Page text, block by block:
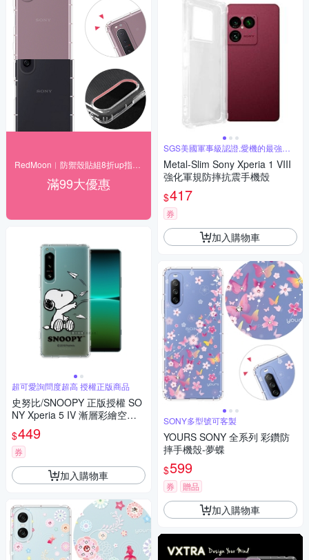
滿99大優惠
超可愛詢問度超高 授權正版商品
史努比/SNOOPY 正版授權 SO
NY Xperia 5 IV 漸層彩繪空壓
手機殼(紙飛機)
$449
券
加入購物車
SGS美國軍事級認證,愛機的最強守
Metal-Slim Sony Xperia 1 VIII
強化軍規防摔抗震手機殼
$417
券
加入購物車
SONY多型號可客製
YOURS SONY 全系列 彩鑽防
摔手機殼-夢蝶
$599
券 贈品
加入購物車